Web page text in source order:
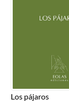
Los pájaros